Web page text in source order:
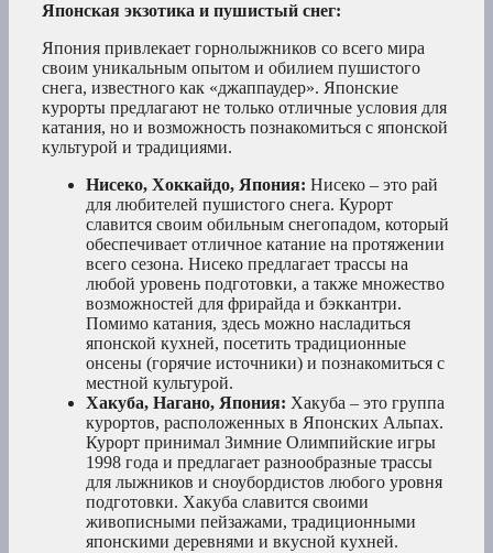
Японская экзотика и пушистый снег:
Япония привлекает горнолыжников со всего мира
своим уникальным опытом и обилием пушистого
снега, известного как «джаппаудер». Японские
курорты предлагают не только отличные условия для
катания, но и возможность познакомиться с японской
культурой и традициями.
Нисеко, Хоккайдо, Япония: Нисеко – это рай
для любителей пушистого снега. Курорт
славится своим обильным снегопадом, который
обеспечивает отличное катание на протяжении
всего сезона. Нисеко предлагает трассы на
любой уровень подготовки, а также множество
возможностей для фрирайда и бэккантри.
Помимо катания, здесь можно насладиться
японской кухней, посетить традиционные
онсены (горячие источники) и познакомиться с
местной культурой.
Хакуба, Нагано, Япония: Хакуба – это группа
курортов, расположенных в Японских Альпах.
Курорт принимал Зимние Олимпийские игры
1998 года и предлагает разнообразные трассы
для лыжников и сноубордистов любого уровня
подготовки. Хакуба славится своими
живописными пейзажами, традиционными
японскими деревнями и вкусной кухней.